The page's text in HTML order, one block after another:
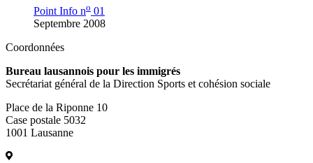
Point Info no 01
Septembre 2008
Coordonnées
Bureau lausannois pour les immigrés
Secrétariat général de la Direction Sports et cohésion sociale
Place de la Riponne 10
Case postale 5032
1001 Lausanne